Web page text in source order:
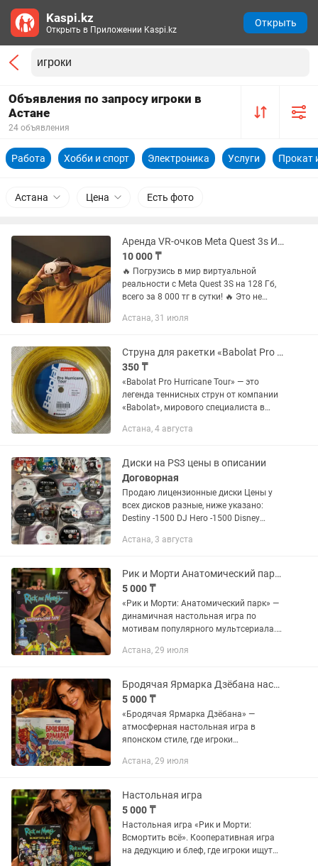
Объявления по запросу игроки в
Астане
24 объявления
Работа Хобби и спорт Электроника Услуги Прокат
Астана Цена Есть фото
Аренда VR-очков Meta Quest 3s Игры по желанию
10 000 ₸
🔥 Погрузись в мир виртуальной
реальности с Meta Quest 3S на 128 Гб,
всего за 8 000 тг в сутки! 🔥 Это не
тебя дома! 🎮 Сражайся в играх с
Астана, 31 июля
Струна для ракетки «Babolat Pro Hurricane Tour»
350 ₸
«Babolat Pro Hurricane Tour» — это
легенда теннисных струн от компании
«Babolat», мирового специалиста в
она остается бестселлером по
Астана, 4 августа
Диски на PS3 цены в описании
Договорная
Продаю лицензионные диски Цены у
всех дисков разные, ниже указано:
Destiny -1500 DJ Hero -1500 Disney
EyePet -1500 Front mission evolved -3000
Астана, 3 августа
Рик и Морти Анатомический парк динамичная настольная игра
5 000 ₸
«Рик и Морти: Анатомический парк» —
динамичная настольная игра по
мотивам популярного мультсериала.
внутри человеческого тела, сражаются
Астана, 29 июля
Бродячая Ярмарка Дзёбана настольная игра
5 000 ₸
«Бродячая Ярмарка Дзёбана» —
атмосферная настольная игра в
японском стиле, где игроки
ярмаркой, собирают товары,
заработать больше...
Астана, 29 июля
Настольная игра
5 000 ₸
Настольная игра «Рик и Морти:
Всмортить всё». Кооперативная игра
на дедукцию и блеф, где игроки ищут
Kaspi.kz
Открыть в Приложении Kaspi.kz
Открыть